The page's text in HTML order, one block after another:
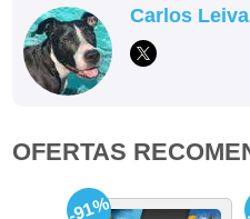
Carlos Leiva
OFERTAS
-91%